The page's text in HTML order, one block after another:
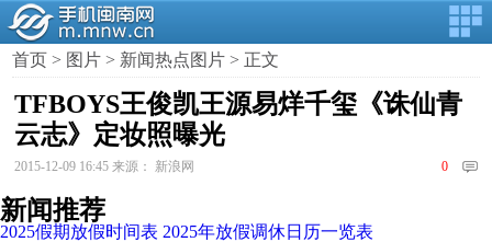
首页 > 图片 > 新闻热点图片 > 正文
TFBOYS王俊凯王源易烊千玺《诛仙青
云志》定妆照曝光
2015-12-09 16:45 来源： 新浪网 0
新闻推荐
2025假期放假时间表 2025年放假调休日历一览表